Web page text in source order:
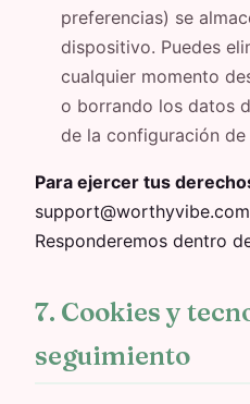
preferencias) se
dispositivo. Puedes
cualquier momento
o borrando los datos
de la configuración
Para ejercer tus
Responderemos dentro
7. Cookies y
seguimiento